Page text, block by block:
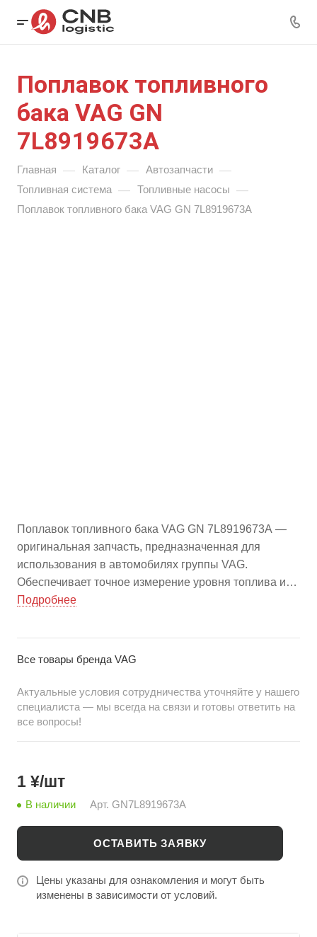
Поплавок топливного
бака VAG GN
7L8919673A
Главная — Каталог — Автозапчасти —
Топливная система — Топливные насосы —
Поплавок топливного бака VAG GN 7L8919673A
Поплавок топливного бака VAG GN 7L8919673A —
оригинальная запчасть, предназначенная для
использования в автомобилях группы VAG.
Обеспечивает точное измерение уровня топлива и
надежную работу топливной системы, что
транспортного средства. Идеальное решение для
замены штатного элемента с гарантией качества и
на сайте china-bazar.ru.
Подробнее
Все товары бренда VAG
Актуальные условия сотрудничества уточняйте у нашего
специалиста — мы всегда на связи и готовы ответить на
все вопросы!
1 ¥/шт
В наличии Арт. GN7L8919673A
ОСТАВИТЬ ЗАЯВКУ
Цены указаны для ознакомления и могут быть
изменены в зависимости от условий.